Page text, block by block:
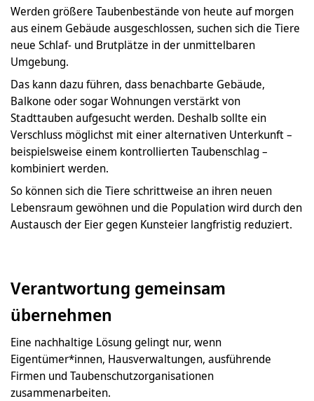
Werden größere Taubenbestände von heute auf morgen
aus einem Gebäude ausgeschlossen, suchen sich die Tiere
neue Schlaf- und Brutplätze in der unmittelbaren
Umgebung.
Das kann dazu führen, dass benachbarte Gebäude,
Balkone oder sogar Wohnungen verstärkt von
Stadttauben aufgesucht werden. Deshalb sollte ein
Verschluss möglichst mit einer alternativen Unterkunft –
beispielsweise einem kontrollierten Taubenschlag –
kombiniert werden.
So können sich die Tiere schrittweise an ihren neuen
Lebensraum gewöhnen und die Population wird durch den
Austausch der Eier gegen Kunsteier langfristig reduziert.
Verantwortung gemeinsam
übernehmen
Eine nachhaltige Lösung gelingt nur, wenn
Eigentümer*innen, Hausverwaltungen, ausführende
Firmen und Taubenschutzorganisationen
zusammenarbeiten.